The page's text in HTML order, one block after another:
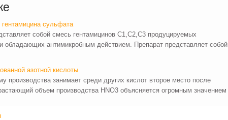
сульфата
собой смесь гентамицинов С1,С2,С3 продуцируемых
обладающих антимикробным действием. Препарат представляет собой
азотной кислоты
производства занимает среди других кислот второе место после
объем производства HNO3 объясняется огромным значением